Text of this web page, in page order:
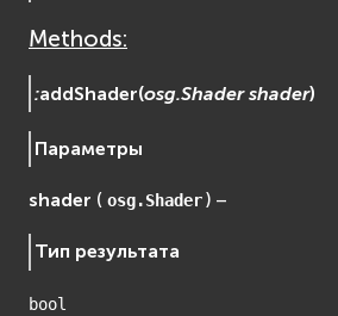
osgUtil
Фаиловая система (File System)
fs
Сеть (Network)
Methods:
:addShader(osg.Shader shader)
Параметры
shader ( osg.Shader ) –
Тип результата
bool